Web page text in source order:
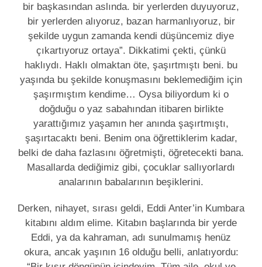
bir başkasından aslında. bir yerlerden duyuyoruz,
bir yerlerden alıyoruz, bazan harmanlıyoruz, bir
şekilde uygun zamanda kendi düşüncemiz diye
çıkartıyoruz ortaya”. Dikkatimi çekti, çünkü
haklıydı. Haklı olmaktan öte, şaşırtmıştı beni. bu
yaşında bu şekilde konuşmasını beklemediğim için
şaşırmıştım kendime… Oysa biliyordum ki o
doğduğu o yaz sabahından itibaren birlikte
yarattığımız yaşamın her anında şaşırtmıştı,
şaşırtacaktı beni. Benim ona öğrettiklerim kadar,
belki de daha fazlasını öğretmişti, öğretecekti bana.
Masallarda dediğimiz gibi, çocuklar sallıyorlardı
analarının babalarının beşiklerini.
Derken, nihayet, sırası geldi, Eddi Anter’in Kumbara
kitabını aldım elime. Kitabın başlarında bir yerde
Eddi, ya da kahraman, adı sunulmamış henüz
okura, ancak yaşının 16 olduğu belli, anlatıyordu: